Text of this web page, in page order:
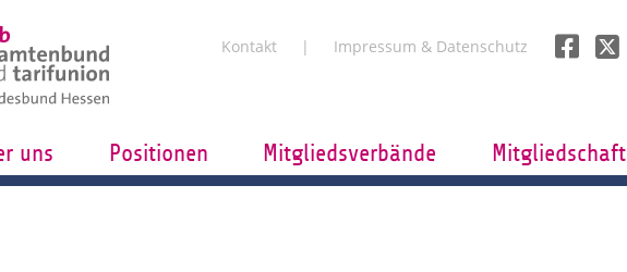
Kontakt Impressum & Datenschutz
uns Positionen Mitgliedsverbände Mitgliedschaft